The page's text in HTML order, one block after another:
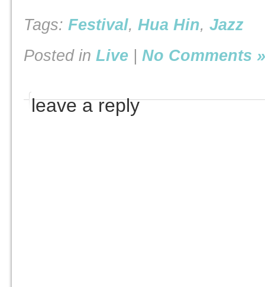
Tags: Festival, Hua Hin, Jazz
Posted in Live No Comments »
leave a reply